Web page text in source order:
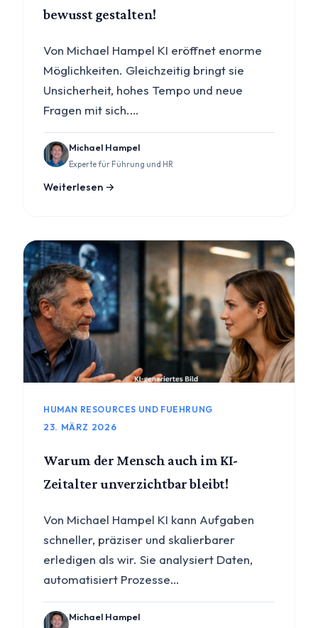
bewusst gestalten!
Von Michael Hampel KI eröffnet enorme
Möglichkeiten. Gleichzeitig bringt sie
Unsicherheit, hohes Tempo und neue
Fragen mit sich.…
Michael Hampel
Experte für Führung und HR
Weiterlesen →
HUMAN RESOURCES UND FUEHRUNG
23. MÄRZ 2026
Warum der Mensch auch im KI-
Zeitalter unverzichtbar bleibt!
Von Michael Hampel KI kann Aufgaben
schneller, präziser und skalierbarer
erledigen als wir. Sie analysiert Daten,
automatisiert Prozesse…
Michael Hampel